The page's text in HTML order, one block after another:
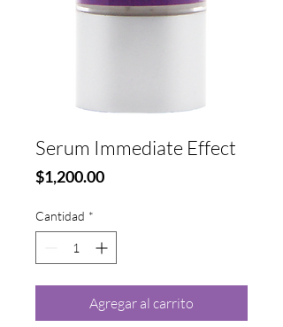
Serum Immediate Effect
$1,200.00Precio
Cantidad *
Agregar al carrito